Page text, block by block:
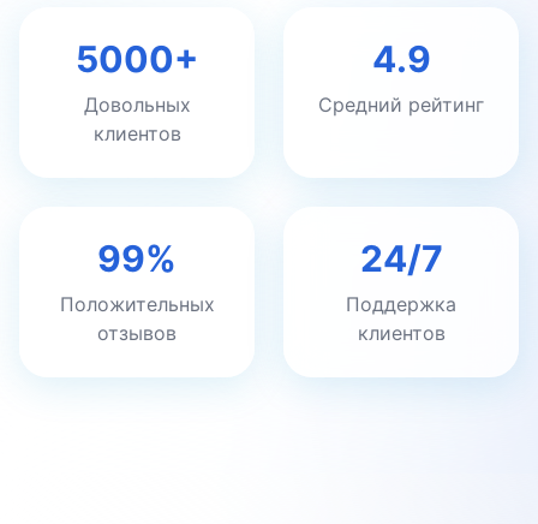
5000+
Довольных
клиентов
4.9
Средний рейтинг
99%
Положительных
отзывов
24/7
Поддержка
клиентов